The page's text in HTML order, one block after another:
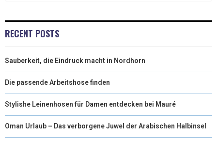
RECENT POSTS
Sauberkeit, die Eindruck macht in Nordhorn
Die passende Arbeitshose finden
Stylishe Leinenhosen für Damen entdecken bei Mauré
Oman Urlaub – Das verborgene Juwel der Arabischen Halbinsel